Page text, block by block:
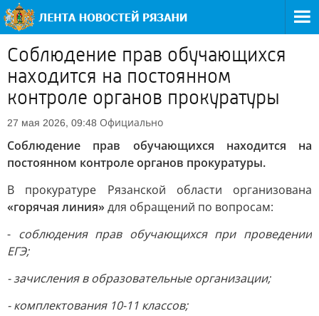
Соблюдение прав обучающихся
находится на постоянном
контроле органов прокуратуры
27 мая 2026, 09:48 Официально
Соблюдение прав обучающихся находится на
постоянном контроле органов прокуратуры.
В прокуратуре Рязанской области организована
«горячая линия»для обращений по вопросам:
- соблюдения прав обучающихся при проведении
ЕГЭ;
- зачисления в образовательные организации;
- комплектования 10-11 классов;